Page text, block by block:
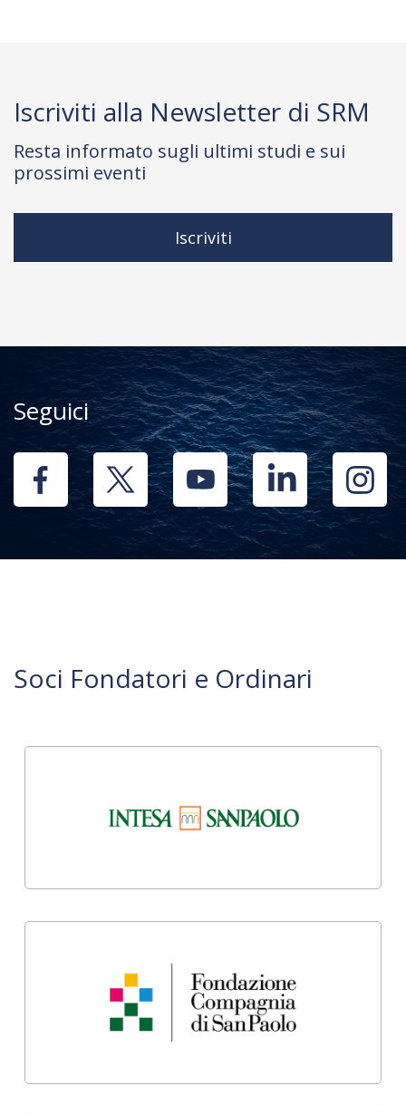
Iscriviti alla Newsletter di SRM
Resta informato sugli ultimi studi e sui
prossimi eventi
Iscriviti
Seguici
Soci Fondatori e Ordinari